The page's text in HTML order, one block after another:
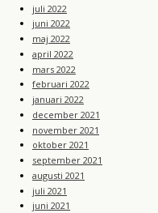
juli 2022
juni 2022
maj 2022
april 2022
mars 2022
februari 2022
januari 2022
december 2021
november 2021
oktober 2021
september 2021
augusti 2021
juli 2021
juni 2021